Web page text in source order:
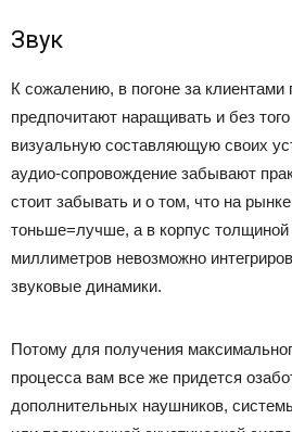
Звук
К сожалению, в погоне за клиентами
предпочитают наращивать и без
визуальную составляющую своих
аудио-сопровождение забывают
стоит забывать и о том, что на
тоньше=лучше, а в корпус толщиной
миллиметров невозможно
звуковые динамики.
Потому для получения
процесса вам все же придется
дополнительных наушников,